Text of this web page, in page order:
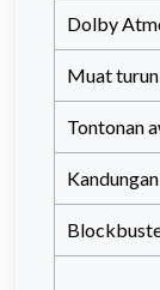
Dolby
Muat
Tontonan